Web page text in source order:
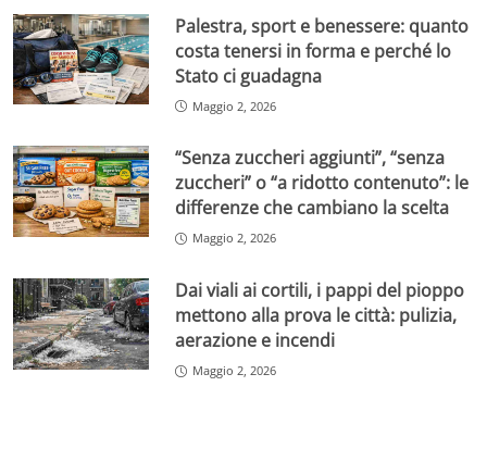
Palestra, sport e benessere: quanto
costa tenersi in forma e perché lo
Stato ci guadagna
Maggio 2, 2026
“Senza zuccheri aggiunti”, “senza
zuccheri” o “a ridotto contenuto”: le
differenze che cambiano la scelta
Maggio 2, 2026
Dai viali ai cortili, i pappi del pioppo
mettono alla prova le città: pulizia,
aerazione e incendi
Maggio 2, 2026